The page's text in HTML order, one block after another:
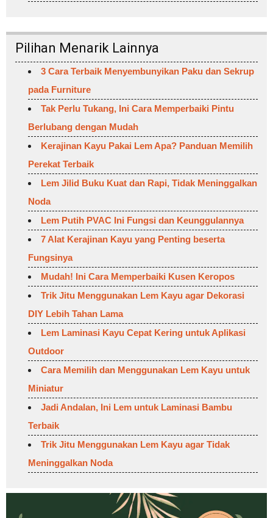
Pilihan Menarik Lainnya
3 Cara Terbaik Menyembunyikan Paku dan Sekrup
pada Furniture
Tak Perlu Tukang, Ini Cara Memperbaiki Pintu
Berlubang dengan Mudah
Kerajinan Kayu Pakai Lem Apa? Panduan Memilih
Perekat Terbaik
Lem Jilid Buku Kuat dan Rapi, Tidak Meninggalkan
Noda
Lem Putih PVAC Ini Fungsi dan Keunggulannya
7 Alat Kerajinan Kayu yang Penting beserta
Fungsinya
Mudah! Ini Cara Memperbaiki Kusen Keropos
Trik Jitu Menggunakan Lem Kayu agar Dekorasi
DIY Lebih Tahan Lama
Lem Laminasi Kayu Cepat Kering untuk Aplikasi
Outdoor
Cara Memilih dan Menggunakan Lem Kayu untuk
Miniatur
Jadi Andalan, Ini Lem untuk Laminasi Bambu
Terbaik
Trik Jitu Menggunakan Lem Kayu agar Tidak
Meninggalkan Noda